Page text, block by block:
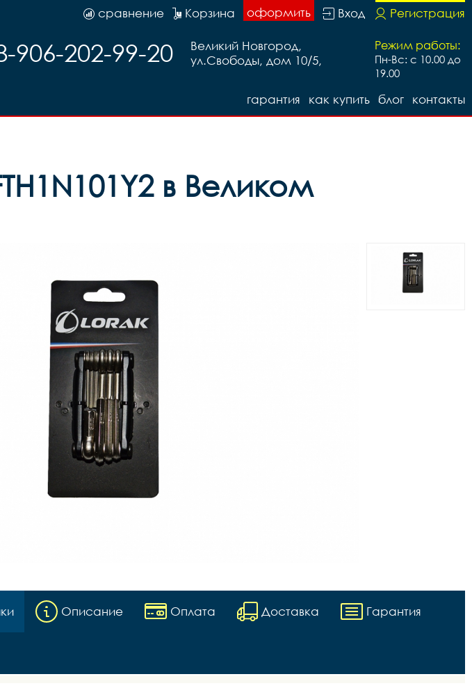
Регистрация
Вход
оформить
Корзина
сравнение
Режим работы:
Пн-Вс: с 10.00 до
19.00
Великий Новгород,
ул.Свободы, дом 10/5,
906-202-99-20
контакты
блог
как купить
гарантия
в Великом
Описание Оплата Доставка Гарантия